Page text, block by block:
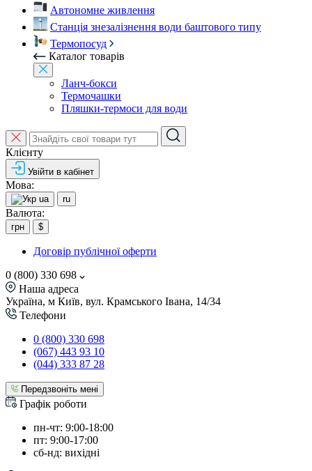
Автономне живлення
Станція знезалізнення води баштового типу
Термопосуд
Каталог товарів
Ланч-бокси
Термочашки
Пляшки-термоси для води
Клієнту
Увійти в кабінет
Мова:
ua ru
Валюта:
грн $
Договір публічної оферти
0 (800) 330 698
Наша адреса
Україна, м Київ, вул. Крамського Івана, 14/34
Телефони
0 (800) 330 698
(067) 443 93 10
(044) 333 87 28
Передзвоніть мені
Графік роботи
пн-чт: 9:00-18:00
пт: 9:00-17:00
сб-нд: вихідні